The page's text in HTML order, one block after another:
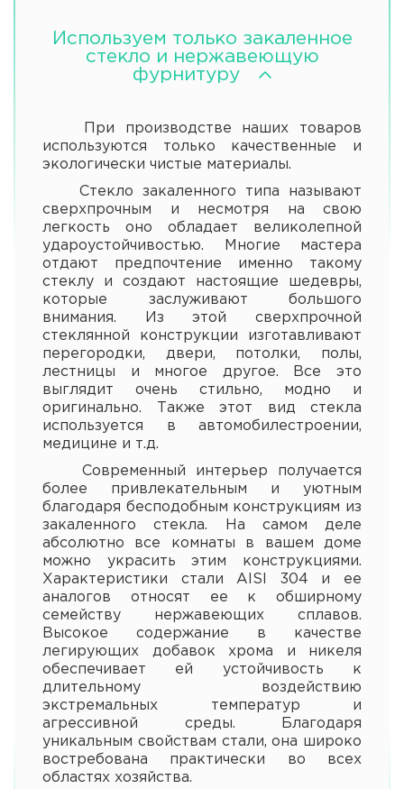
Используем только закаленное
стекло и нержавеющую
фурнитуру
При производстве наших товаров
используются только качественные и
экологически чистые материалы.
Стекло закаленного типа называют
сверхпрочным и несмотря на свою
легкость оно обладает великолепной
удароустойчивостью. Многие мастера
отдают предпочтение именно такому
стеклу и создают настоящие шедевры,
которые заслуживают большого
внимания. Из этой сверхпрочной
стеклянной конструкции изготавливают
перегородки, двери, потолки, полы,
лестницы и многое другое. Все это
выглядит очень стильно, модно и
оригинально. Также этот вид стекла
используется в автомобилестроении,
медицине и т.д.
Современный интерьер получается
более привлекательным и уютным
благодаря бесподобным конструкциям из
закаленного стекла. На самом деле
абсолютно все комнаты в вашем доме
можно украсить этим конструкциями.
Характеристики стали AISI 304 и ее
аналогов относят ее к обширному
семейству нержавеющих сплавов.
Высокое содержание в качестве
легирующих добавок хрома и никеля
обеспечивает ей устойчивость к
длительному воздействию
экстремальных температур и
агрессивной среды. Благодаря
уникальным свойствам стали, она широко
востребована практически во всех
областях хозяйства.